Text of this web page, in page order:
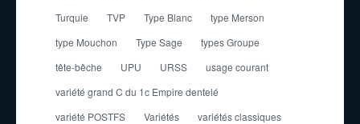
Turquie
TVP Type Blanc
type Merson
type Mouchon
Type Sage
types Groupe
tête-bêche
UPU URSS
usage courant
variété grand C du 1c Empire dentelé
variété POSTFS
Variétés
variétés classiques